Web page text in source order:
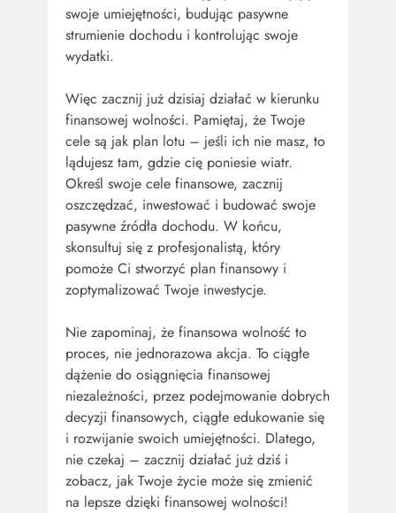
swoje umiejętności, budując pasywne
strumienie dochodu i kontrolując swoje
wydatki.
Więc zacznij już dzisiaj działać w kierunku
finansowej wolności. Pamiętaj, że Twoje
cele są jak plan lotu – jeśli ich nie masz, to
lądujesz tam, gdzie cię poniesie wiatr.
Określ swoje cele finansowe, zacznij
oszczędzać, inwestować i budować swoje
pasywne źródła dochodu. W końcu,
skonsultuj się z profesjonalistą, który
pomoże Ci stworzyć plan finansowy i
zoptymalizować Twoje inwestycje.
Nie zapominaj, że finansowa wolność to
proces, nie jednorazowa akcja. To ciągłe
dążenie do osiągnięcia finansowej
niezależności, przez podejmowanie dobrych
decyzji finansowych, ciągłe edukowanie się
i rozwijanie swoich umiejętności. Dlatego,
nie czekaj – zacznij działać już dziś i
zobacz, jak Twoje życie może się zmienić
na lepsze dzięki finansowej wolności!